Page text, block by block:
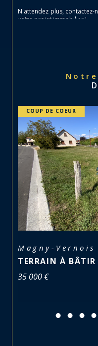
N'attendez plus,
votre projet immobilier !
COUP DE COEUR
Magny-
TERRAIN À
35 000 €